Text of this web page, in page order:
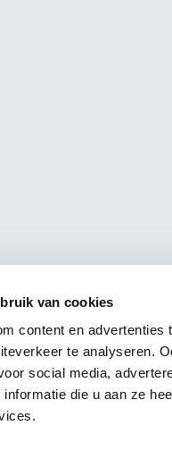
van cookies
content en
te analyseren.
social media,
die u aan ze